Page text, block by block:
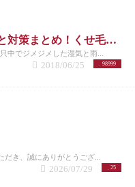
くせ毛を活かした髪型と対策まとめ！くせ毛でまとまらない方は必見です！
中でジメジメした湿気と雨...
98999
2018/06/25
だき、誠にありがとうござ...
25
2026/07/29